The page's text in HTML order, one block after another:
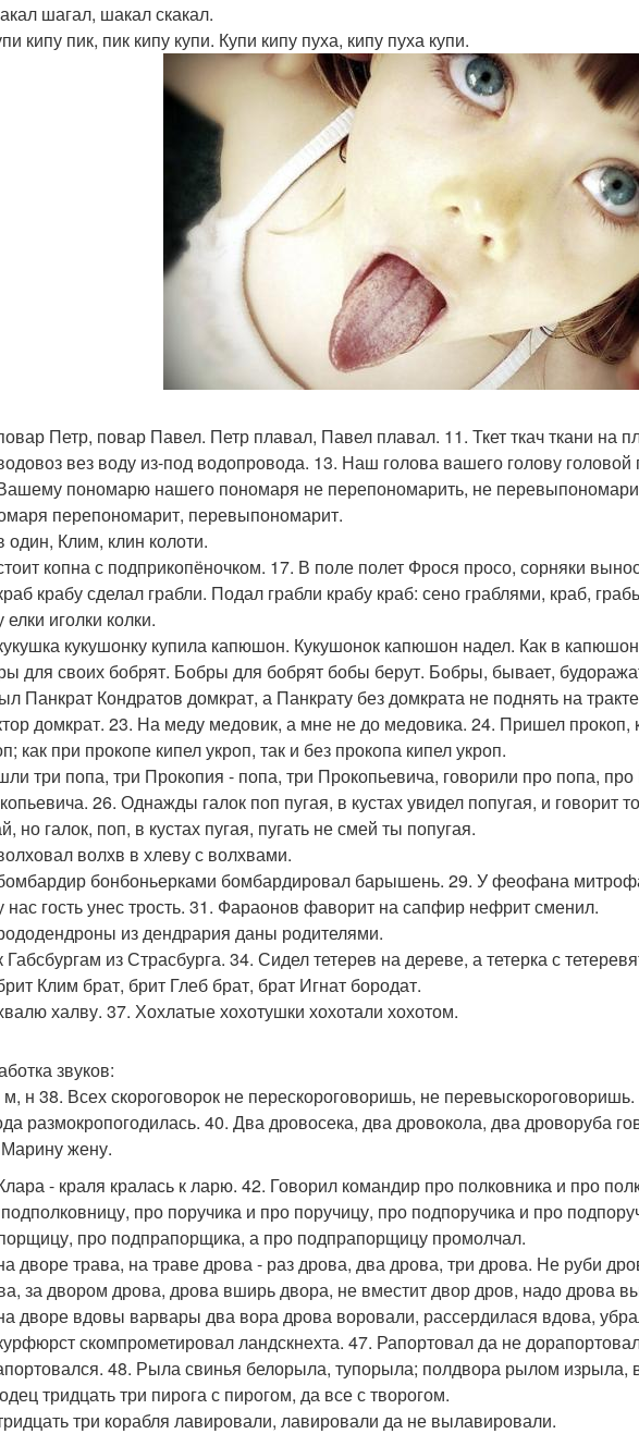
шагал, шакал скакал.
кипу пик, пик кипу купи. Купи кипу пуха, кипу пуха купи.
Петр, повар Павел. Петр плавал, Павел плавал. 11. Ткет ткач ткани на
вез воду из-под водопровода. 13. Наш голова вашего голову
пономарю нашего пономаря не перепономарить, не
перепономарит, перевыпономарит.
один, Клим, клин колоти.
копна с подприкопёночком. 17. В поле полет Фрося просо, сорняки
крабу сделал грабли. Подал грабли крабу краб: сено граблями, краб,
елки иголки колки.
кукушонку купила капюшон. Кукушонок капюшон надел. Как в
для своих бобрят. Бобры для бобрят бобы берут. Бобры, бывает,
Панкрат Кондратов домкрат, а Панкрату без домкрата не поднять на
домкрат. 23. На меду медовик, а мне не до медовика. 24. Пришел прокоп,
как при прокопе кипел укроп, так и без прокопа кипел укроп.
три попа, три Прокопия - попа, три Прокопьевича, говорили про попа,
26. Однажды галок поп пугая, в кустах увидел попугая, и говорит
но галок, поп, в кустах пугая, пугать не смей ты попугая.
волхв в хлеву с волхвами.
бонбоньерками бомбардировал барышень. 29. У феофана
нас гость унес трость. 31. Фараонов фаворит на сапфир нефрит сменил.
из дендрария даны родителями.
Габсбургам из Страсбурга. 34. Сидел тетерев на дереве, а тетерка с
Клим брат, брит Глеб брат, брат Игнат бородат.
халву. 37. Хохлатые хохотушки хохотали хохотом.
звуков:
м, н 38. Всех скороговорок не перескороговоришь, не
размокропогодилась. 40. Два дровосека, два дровокола, два дроворуба
жену.
- краля кралась к ларю. 42. Говорил командир про полковника и про
про поручика и про поручицу, про подпоручика и про
про подпрапорщика, а про подпрапорщицу промолчал.
дворе трава, на траве дрова - раз дрова, два дрова, три дрова. Не руби
за двором дрова, дрова вширь двора, не вместит двор дров, надо дрова
дворе вдовы варвары два вора дрова воровали, рассердилася вдова,
скомпрометировал ландскнехта. 47. Рапортовал да не
48. Рыла свинья белорыла, тупорыла; полдвора рылом
тридцать три пирога с пирогом, да все с творогом.
три корабля лавировали, лавировали да не вылавировали.